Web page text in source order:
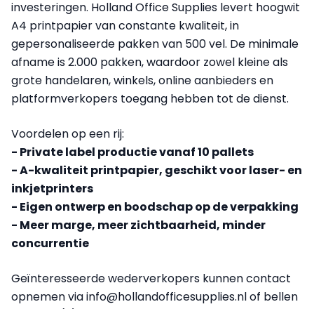
investeringen. Holland Office Supplies levert hoogwit
A4 printpapier van constante kwaliteit, in
gepersonaliseerde pakken van 500 vel. De minimale
afname is 2.000 pakken, waardoor zowel kleine als
grote handelaren, winkels, online aanbieders en
platformverkopers toegang hebben tot de dienst.
Voordelen op een rij:
- Private label productie vanaf 10 pallets
- A-kwaliteit printpapier, geschikt voor laser- en
inkjetprinters
- Eigen ontwerp en boodschap op de verpakking
- Meer marge, meer zichtbaarheid, minder
concurrentie
Geïnteresseerde wederverkopers kunnen contact
opnemen via info@hollandofficesupplies.nl of bellen